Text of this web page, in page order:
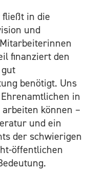
fließt in die
und
finanziert den
benötigt. Uns
in
können –
und ein
der schwierigen
öffentlichen